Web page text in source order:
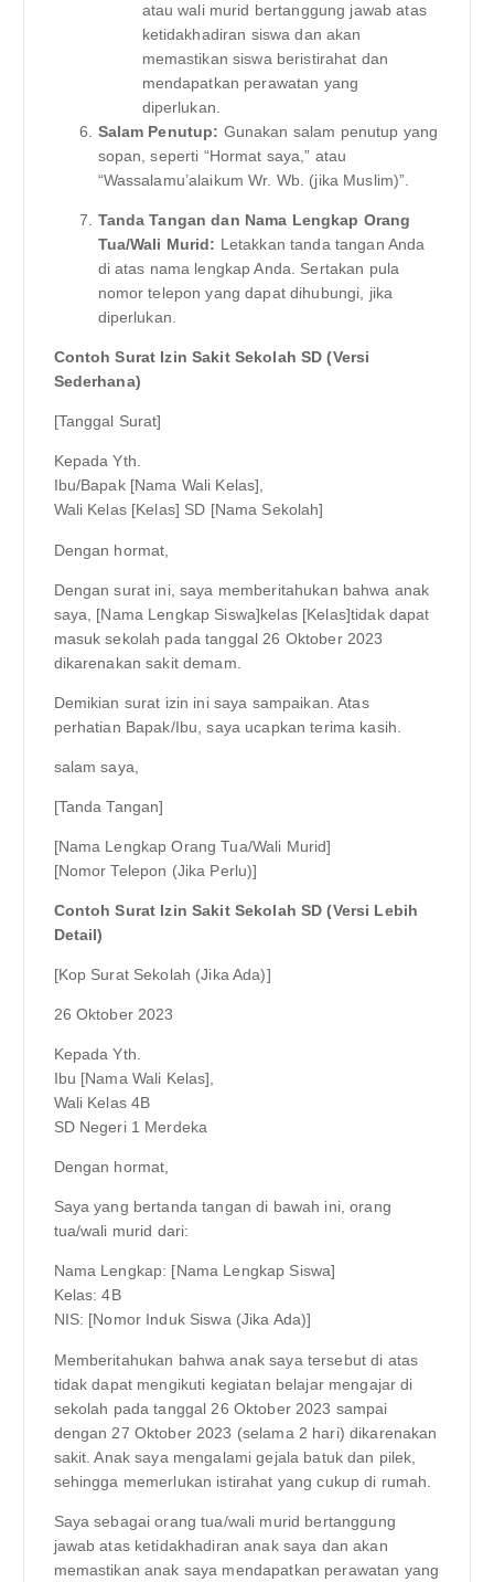
atau wali murid bertanggung jawab atas
ketidakhadiran siswa dan akan
memastikan siswa beristirahat dan
mendapatkan perawatan yang
diperlukan.
Salam Penutup: Gunakan salam penutup yang
sopan, seperti “Hormat saya,” atau
“Wassalamu’alaikum Wr. Wb. (jika Muslim)”.
Tanda Tangan dan Nama Lengkap Orang
Tua/Wali Murid: Letakkan tanda tangan Anda
di atas nama lengkap Anda. Sertakan pula
nomor telepon yang dapat dihubungi, jika
diperlukan.
Contoh Surat Izin Sakit Sekolah SD (Versi
Sederhana)
[Tanggal Surat]
Kepada Yth.
Ibu/Bapak [Nama Wali Kelas],
Wali Kelas [Kelas] SD [Nama Sekolah]
Dengan hormat,
Dengan surat ini, saya memberitahukan bahwa anak
saya, [Nama Lengkap Siswa]kelas [Kelas]tidak dapat
masuk sekolah pada tanggal 26 Oktober 2023
dikarenakan sakit demam.
Demikian surat izin ini saya sampaikan. Atas
perhatian Bapak/Ibu, saya ucapkan terima kasih.
salam saya,
[Tanda Tangan]
[Nama Lengkap Orang Tua/Wali Murid]
[Nomor Telepon (Jika Perlu)]
Contoh Surat Izin Sakit Sekolah SD (Versi Lebih
Detail)
[Kop Surat Sekolah (Jika Ada)]
26 Oktober 2023
Kepada Yth.
Ibu [Nama Wali Kelas],
Wali Kelas 4B
SD Negeri 1 Merdeka
Dengan hormat,
Saya yang bertanda tangan di bawah ini, orang
tua/wali murid dari:
Nama Lengkap: [Nama Lengkap Siswa]
Kelas: 4B
NIS: [Nomor Induk Siswa (Jika Ada)]
Memberitahukan bahwa anak saya tersebut di atas
tidak dapat mengikuti kegiatan belajar mengajar di
sekolah pada tanggal 26 Oktober 2023 sampai
dengan 27 Oktober 2023 (selama 2 hari) dikarenakan
sakit. Anak saya mengalami gejala batuk dan pilek,
sehingga memerlukan istirahat yang cukup di rumah.
Saya sebagai orang tua/wali murid bertanggung
jawab atas ketidakhadiran anak saya dan akan
memastikan anak saya mendapatkan perawatan yang